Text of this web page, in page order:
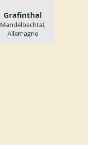
Grafinthal
Mandelbachtal,
Allemagne